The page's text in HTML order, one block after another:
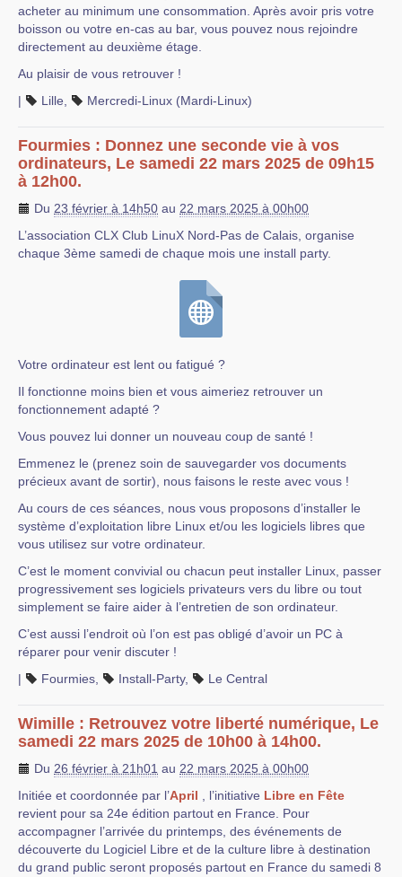
acheter au minimum une consommation. Après avoir pris votre
boisson ou votre en-cas au bar, vous pouvez nous rejoindre
directement au deuxième étage.
Au plaisir de vous retrouver !
|
Lille Mercredi-Linux (Mardi-Linux)
Fourmies : Donnez une seconde vie à vos
ordinateurs, Le samedi 22 mars 2025 de 09h15
à 12h00.
Du 23 février à 14h50 au 22 mars 2025 à 00h00
L’association CLX Club LinuX Nord-Pas de Calais, organise
chaque 3ème samedi de chaque mois une install party.
Votre ordinateur est lent ou fatigué ?
Il fonctionne moins bien et vous aimeriez retrouver un
fonctionnement adapté ?
Vous pouvez lui donner un nouveau coup de santé !
Emmenez le (prenez soin de sauvegarder vos documents
précieux avant de sortir), nous faisons le reste avec vous !
Au cours de ces séances, nous vous proposons d’installer le
système d’exploitation libre Linux et/ou les logiciels libres que
vous utilisez sur votre ordinateur.
C’est le moment convivial ou chacun peut installer Linux, passer
progressivement ses logiciels privateurs vers du libre ou tout
simplement se faire aider à l’entretien de son ordinateur.
C’est aussi l’endroit où l’on est pas obligé d’avoir un PC à
réparer pour venir discuter !
|
Fourmies Install-Party, Le Central
Wimille : Retrouvez votre liberté numérique, Le
samedi 22 mars 2025 de 10h00 à 14h00.
Du 26 février à 21h01 au 22 mars 2025 à 00h00
Initiée et coordonnée par l’April , l’initiative Libre en Fête
revient pour sa 24e édition partout en France. Pour
accompagner l’arrivée du printemps, des événements de
découverte du Logiciel Libre et de la culture libre à destination
du grand public seront proposés partout en France du samedi 8